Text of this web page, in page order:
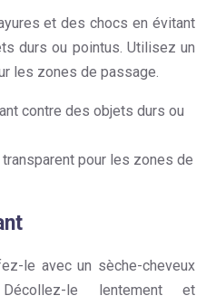
et des chocs en évitant
durs ou pointus. Utilisez un
les zones de passage.
contre des objets durs ou
pour les zones de
le avec un sèche-cheveux
le lentement et